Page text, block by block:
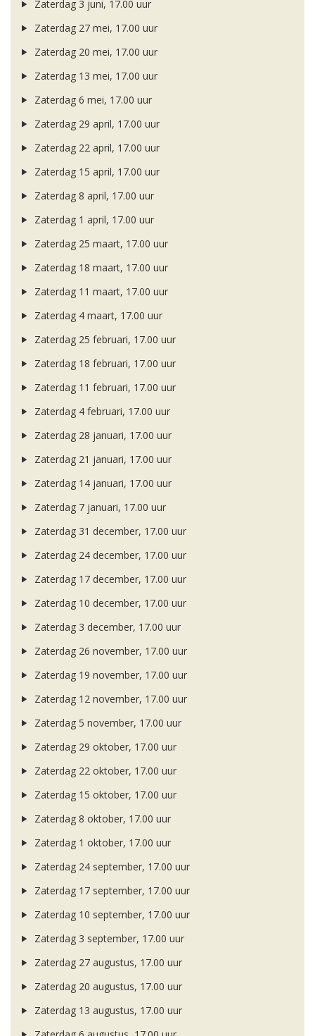
Zaterdag 3 juni, 17.00 uur
Zaterdag 27 mei, 17.00 uur
Zaterdag 20 mei, 17.00 uur
Zaterdag 13 mei, 17.00 uur
Zaterdag 6 mei, 17.00 uur
Zaterdag 29 april, 17.00 uur
Zaterdag 22 april, 17.00 uur
Zaterdag 15 april, 17.00 uur
Zaterdag 8 april, 17.00 uur
Zaterdag 1 april, 17.00 uur
Zaterdag 25 maart, 17.00 uur
Zaterdag 18 maart, 17.00 uur
Zaterdag 11 maart, 17.00 uur
Zaterdag 4 maart, 17.00 uur
Zaterdag 25 februari, 17.00 uur
Zaterdag 18 februari, 17.00 uur
Zaterdag 11 februari, 17.00 uur
Zaterdag 4 februari, 17.00 uur
Zaterdag 28 januari, 17.00 uur
Zaterdag 21 januari, 17.00 uur
Zaterdag 14 januari, 17.00 uur
Zaterdag 7 januari, 17.00 uur
Zaterdag 31 december, 17.00 uur
Zaterdag 24 december, 17.00 uur
Zaterdag 17 december, 17.00 uur
Zaterdag 10 december, 17.00 uur
Zaterdag 3 december, 17.00 uur
Zaterdag 26 november, 17.00 uur
Zaterdag 19 november, 17.00 uur
Zaterdag 12 november, 17.00 uur
Zaterdag 5 november, 17.00 uur
Zaterdag 29 oktober, 17.00 uur
Zaterdag 22 oktober, 17.00 uur
Zaterdag 15 oktober, 17.00 uur
Zaterdag 8 oktober, 17.00 uur
Zaterdag 1 oktober, 17.00 uur
Zaterdag 24 september, 17.00 uur
Zaterdag 17 september, 17.00 uur
Zaterdag 10 september, 17.00 uur
Zaterdag 3 september, 17.00 uur
Zaterdag 27 augustus, 17.00 uur
Zaterdag 20 augustus, 17.00 uur
Zaterdag 13 augustus, 17.00 uur